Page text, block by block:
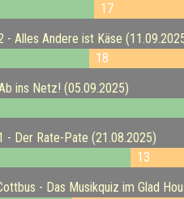
17
- Alles Andere ist Käse
18
ins Netz! (05.09.2025)
- Der Rate-Pate (21.08.2025)
13
- Das Musikquiz im Glad